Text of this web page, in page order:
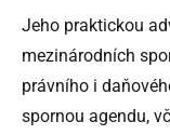
Jeho praktickou
mezinárodních
právního i
spornou agendu,